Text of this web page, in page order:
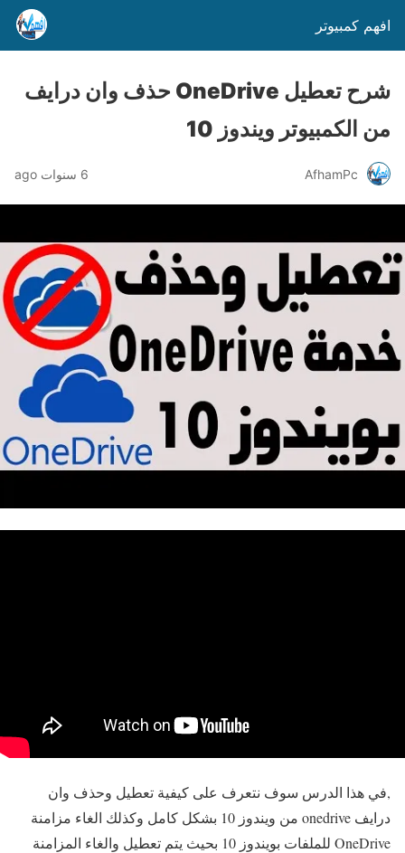
افهم كمبيوتر
شرح تعطيل OneDrive حذف وان درايف
من الكمبيوتر ويندوز 10
AfhamPc 6 سنوات ago
,في هذا الدرس سوف نتعرف على كيفية تعطيل وحذف وان
درايف onedrive من ويندوز 10 بشكل كامل وكذلك الغاء مزامنة
OneDrive للملفات بويندوز 10 بحيث يتم تعطيل والغاء المزامنة